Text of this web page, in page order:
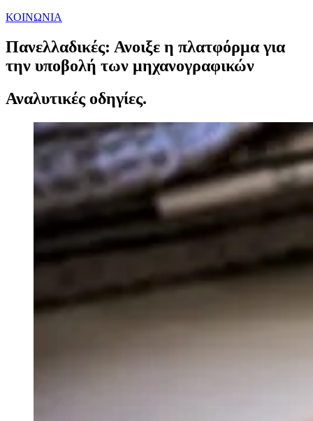
ΚΟΙΝΩΝΙΑ
Πανελλαδικές: Ανοιξε η πλατφόρμα για
την υποβολή των μηχανογραφικών
Αναλυτικές οδηγίες.